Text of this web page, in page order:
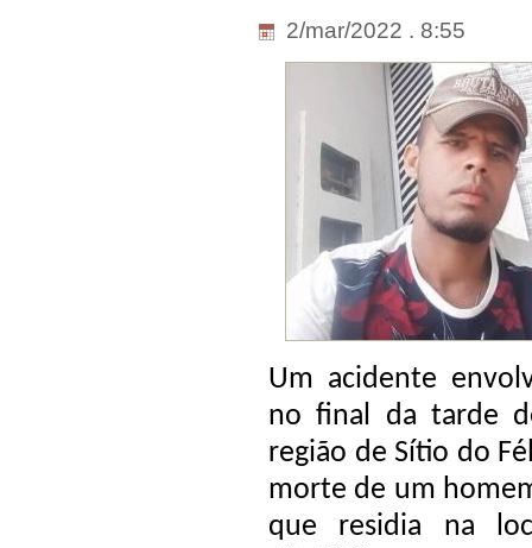
2/mar/2022 . 8:55
Um acidente
no final da tarde
região de Sítio do
morte de um
que residia na